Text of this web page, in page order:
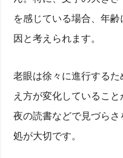
を感じている場合、年
因と考えられます。
老眼は徐々に進行する
え方が変化しているこ
夜の読書などで見づら
処が大切です。
違いがわかったら、目
スマホ老眼をやわら
老眼と快適に付き合
見落とされがちな“目
働き盛りの世代にも
日常に取り入れやす
まとめ